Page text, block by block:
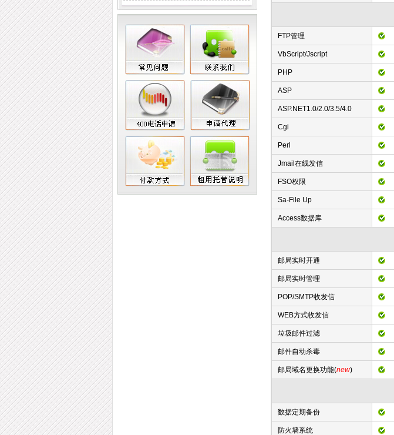
FTP管理
VbScript/Jscript
PHP
ASP
ASP.NET1.0/2.0/3.5/4.0
Cgi
Perl
Jmail在线发信
FSO权限
Sa-File Up
Access数据库
邮局实时开通
邮局实时管理
POP/SMTP收发信
WEB方式收发信
垃圾邮件过滤
邮件自动杀毒
邮局域名更换功能(new)
数据定期备份
防火墙系统